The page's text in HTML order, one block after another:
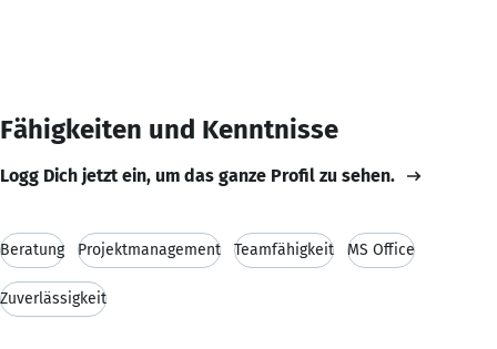
Fähigkeiten und Kenntnisse
Logg Dich jetzt ein, um das ganze Profil zu sehen.
Beratung Projektmanagement Teamfähigkeit MS Office
Zuverlässigkeit